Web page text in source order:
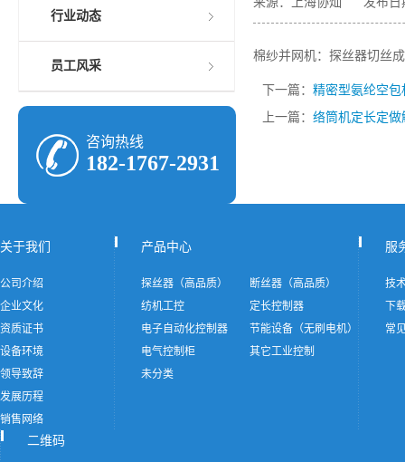
棉纱并网机：探丝器切丝
下一篇： 精密型氨纶空
上一篇： 络筒机定长定做
行业动态
员工风采
咨询热线
182-1767-2931
关于我们
公司介绍
企业文化
资质证书
设备环境
领导致辞
发展历程
销售网络
产品中心
探丝器（高品质）
断丝器（高品质）
纺机工控
定长控制器
电子自动化控制器
节能设备（无刷电机）
电气控制柜
其它工业控制
未分类
服
技
下
常
二维码